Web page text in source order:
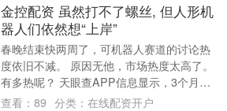
金控配资 虽然打不了螺丝, 但人形机
器人们依然想“上岸”
春晚结束快两周了，可机器人赛道的讨论热
度依旧不减。 原因无他，市场热度太高了。
有多热呢？ 天眼查APP信息显示，3个月内
成立的机器人相关企业超过64000家。....
查看： 89 分类： 在线配资开户